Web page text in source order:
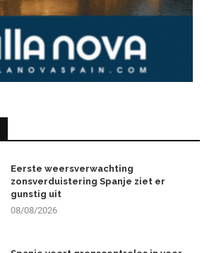
Eerste weersverwachting
zonsverduistering Spanje ziet er
gunstig uit
08/08/2026